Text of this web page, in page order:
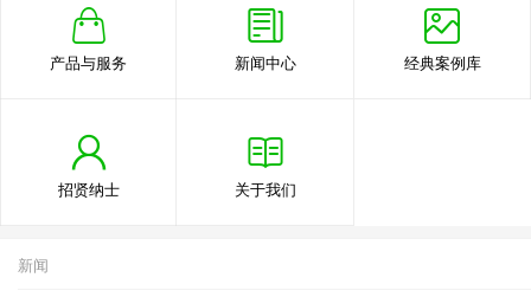
产品与服务 新闻中心 经典案例库
招贤纳士 关于我们
新闻